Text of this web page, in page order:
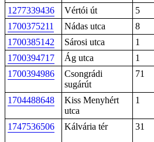
1277339436 Vértói út 5
1700375211
Nádas utca 8
1700385142
Sárosi utca 1
1700394717
Ág utca 1
1700394986
Csongrádi
sugárút
71
1704488648
Kiss Menyhért
utca
1
1747536506 Kálvária tér 31